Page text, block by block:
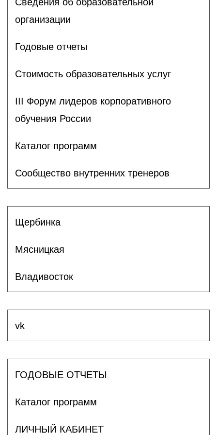
организации
Годовые отчеты
Стоимость образовательных услуг
III Форум лидеров корпоративного
обучения России
Каталог программ
Сообщество внутренних тренеров
Щербинка
Мясницкая
Владивосток
vk
ГОДОВЫЕ ОТЧЕТЫ
Каталог программ
ЛИЧНЫЙ КАБИНЕТ